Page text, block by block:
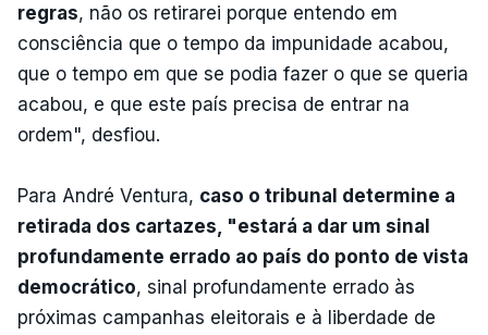
regras, não os retirarei porque entendo em
consciência que o tempo da impunidade acabou,
que o tempo em que se podia fazer o que se queria
acabou, e que este país precisa de entrar na
ordem", desfiou.
Para André Ventura, caso o tribunal determine a
retirada dos cartazes, "estará a dar um sinal
profundamente errado ao país do ponto de vista
democrático, sinal profundamente errado às
próximas campanhas eleitorais e à liberdade de